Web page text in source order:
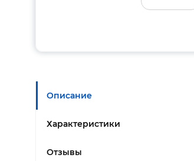
Описание
Характеристики
Отзывы